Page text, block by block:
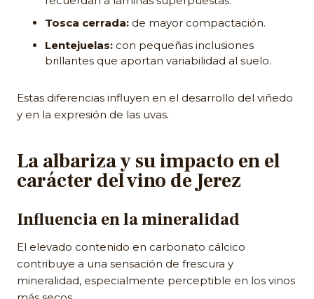
Tosca cerrada: de mayor compactación.
Lentejuelas: con pequeñas inclusiones
brillantes que aportan variabilidad al suelo.
Estas diferencias influyen en el desarrollo del viñedo
y en la expresión de las uvas.
La albariza y su impacto en el
carácter del vino de Jerez
Influencia en la mineralidad
El elevado contenido en carbonato cálcico
contribuye a una sensación de frescura y
mineralidad, especialmente perceptible en los vinos